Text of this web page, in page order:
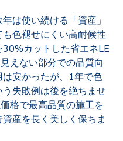
は使い続ける「資産」
色褪せにくい高耐候性
カットした省エネLE
えない部分での品質向
安かったが、1年で色
失敗例は後を絶ちませ
格で最高品質の施工を
産を長く美しく保ちま